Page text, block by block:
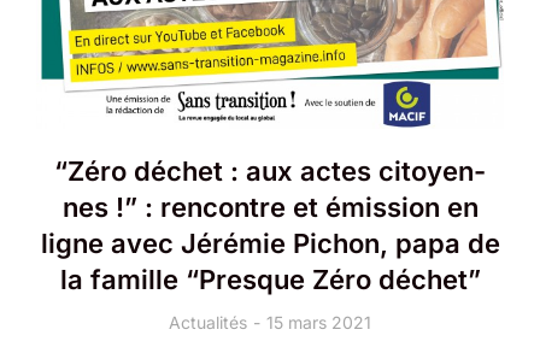
“Zéro déchet : aux actes citoyen-
nes !” : rencontre et émission en
ligne avec Jérémie Pichon, papa de
la famille “Presque Zéro déchet”
Actualités 15 mars 2021